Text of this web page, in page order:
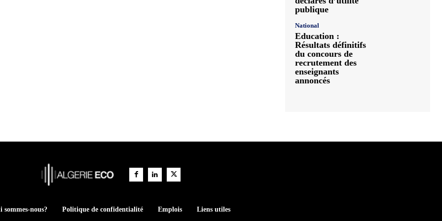
publique
National
Education :
Résultats définitifs
du concours de
recrutement des
enseignants
annoncés
sommes-nous? Politique de confidentialité Emplois Liens utiles